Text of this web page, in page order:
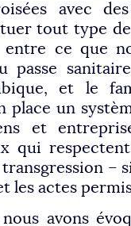
avec
tout type
entre ce que
passe
et le
place un
et
qui
–
les actes
avons